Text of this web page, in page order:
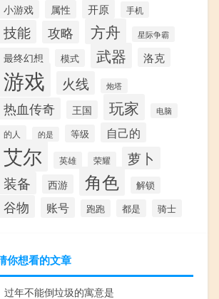
小游戏 属性 开原 手机
技能 攻略 方舟 星际争霸
最终幻想 模式 武器 洛克
游戏 火线 炮塔
热血传奇 王国 玩家 电脑
的人 的是 等级 自己的
艾尔 英雄 荣耀
萝卜
装备
西游 角色 解锁
谷物 账号 跑跑 都是 骑士
你想看的文章
过年不能倒垃圾的寓意是